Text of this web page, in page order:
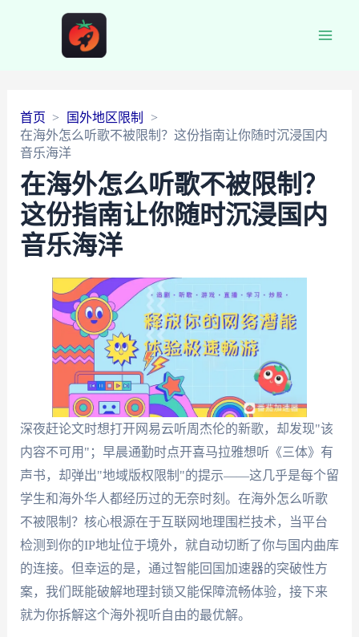
首页
国外地区限制
在海外怎么听歌不被限制？这份指南让你随时沉浸国内
音乐海洋
在海外怎么听歌不被限制？
这份指南让你随时沉浸国内
音乐海洋
深夜赶论文时想打开网易云听周杰伦的新歌，却发现"该
内容不可用"；早晨通勤时点开喜马拉雅想听《三体》有
声书，却弹出"地域版权限制"的提示——这几乎是每个留
学生和海外华人都经历过的无奈时刻。在海外怎么听歌
不被限制？核心根源在于互联网地理围栏技术，当平台
检测到你的IP地址位于境外，就自动切断了你与国内曲库
的连接。但幸运的是，通过智能回国加速器的突破性方
案，我们既能破解地理封锁又能保障流畅体验，接下来
就为你拆解这个海外视听自由的最优解。